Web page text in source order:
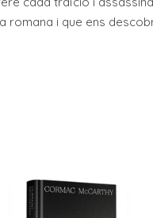
i que ens